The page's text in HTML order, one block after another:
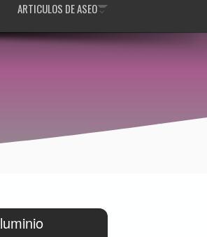
ARTICULOS DE ASEO